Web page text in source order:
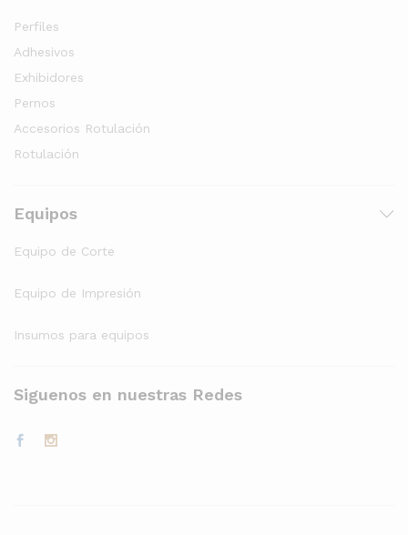
Perfiles
Adhesivos
Exhibidores
Pernos
Accesorios Rotulación
Rotulación
Equipos
Equipo de Corte
Equipo de Impresión
Insumos para equipos
Siguenos en nuestras Redes